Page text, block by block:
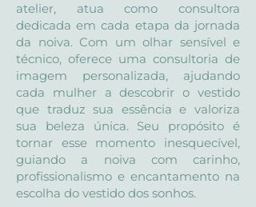
atelier, atua como consultora
dedicada em cada etapa da jornada
da noiva. Com um olhar sensível e
técnico, oferece uma consultoria de
imagem personalizada, ajudando
cada mulher a descobrir o vestido
que traduz sua essência e valoriza
sua beleza única. Seu propósito é
tornar esse momento inesquecível,
guiando a noiva com carinho,
profissionalismo e encantamento na
escolha do vestido dos sonhos.